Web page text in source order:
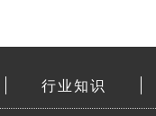
行业知识